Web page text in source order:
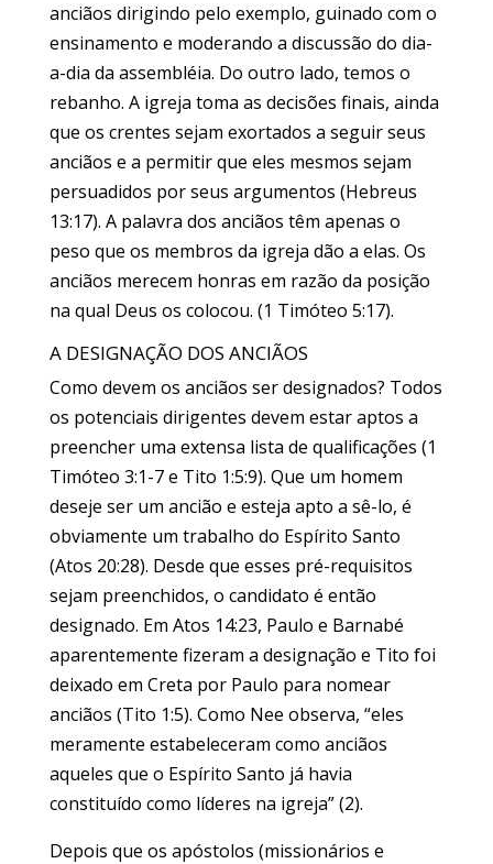
anciãos dirigindo pelo exemplo, guinado com o
ensinamento e moderando a discussão do dia-
a-dia da assembléia. Do outro lado, temos o
rebanho. A igreja toma as decisões finais, ainda
que os crentes sejam exortados a seguir seus
anciãos e a permitir que eles mesmos sejam
persuadidos por seus argumentos (Hebreus
13:17). A palavra dos anciãos têm apenas o
peso que os membros da igreja dão a elas. Os
anciãos merecem honras em razão da posição
na qual Deus os colocou. (1 Timóteo 5:17).
A DESIGNAÇÃO DOS ANCIÃOS
Como devem os anciãos ser designados? Todos
os potenciais dirigentes devem estar aptos a
preencher uma extensa lista de qualificações (1
Timóteo 3:1-7 e Tito 1:5:9). Que um homem
deseje ser um ancião e esteja apto a sê-lo, é
obviamente um trabalho do Espírito Santo
(Atos 20:28). Desde que esses pré-requisitos
sejam preenchidos, o candidato é então
designado. Em Atos 14:23, Paulo e Barnabé
aparentemente fizeram a designação e Tito foi
deixado em Creta por Paulo para nomear
anciãos (Tito 1:5). Como Nee observa, “eles
meramente estabeleceram como anciãos
aqueles que o Espírito Santo já havia
constituído como líderes na igreja” (2).
Depois que os apóstolos (missionários e